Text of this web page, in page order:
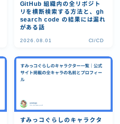
GitHub 組織内の全リポジト
リを横断検索する方法と、gh
search code の結果には漏れ
がある話
2026.08.01 CI/CD
すみっコぐらしのキャラクタ